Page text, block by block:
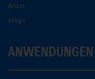
Arocs
Atego
ANWENDUNGEN